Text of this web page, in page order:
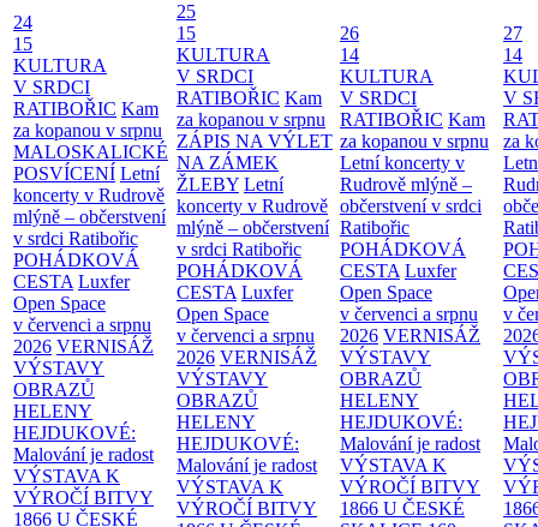
24
15
KULTURA
V SRDCI
RATIBOŘIC Kam
za kopanou v srpnu
MALOSKALICKÉ
POSVÍCENÍ Letní
koncerty v Rudrově
mlýně – občerstvení
v srdci Ratibořic
POHÁDKOVÁ
CESTA Luxfer
Open Space
v červenci a srpnu
2026 VERNISÁŽ
VÝSTAVY
OBRAZŮ
HELENY
HEJDUKOVÉ:
Malování je radost
VÝSTAVA K
VÝROČÍ BITVY
1866 U ČESKÉ
25
15
KULTURA
V SRDCI
RATIBOŘIC Kam
za kopanou v srpnu
ZÁPIS NA VÝLET
NA ZÁMEK
ŽLEBY Letní
koncerty v Rudrově
mlýně – občerstvení
v srdci Ratibořic
POHÁDKOVÁ
CESTA Luxfer
Open Space
v červenci a srpnu
2026 VERNISÁŽ
VÝSTAVY
OBRAZŮ
HELENY
HEJDUKOVÉ:
Malování je radost
VÝSTAVA K
VÝROČÍ BITVY
26
14
KULTURA
V SRDCI
RATIBOŘIC Kam
za kopanou v srpnu
Letní koncerty v
Rudrově mlýně –
občerstvení v srdci
Ratibořic
POHÁDKOVÁ
CESTA Luxfer
Open Space
v červenci a srpnu
2026 VERNISÁŽ
VÝSTAVY
OBRAZŮ
HELENY
HEJDUKOVÉ:
Malování je radost
VÝSTAVA K
VÝROČÍ BITVY
1866 U ČESKÉ
27
14
V
za
v